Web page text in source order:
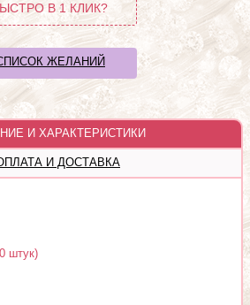
В 1 КЛИК?
ЖЕЛАНИЙ
И ХАРАКТЕРИСТИКИ
И ДОСТАВКА
штук)